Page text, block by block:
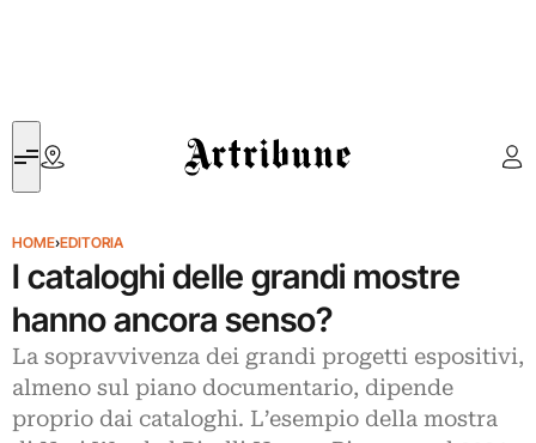
Artribune
HOME›EDITORIA
I cataloghi delle grandi mostre
hanno ancora senso?
La sopravvivenza dei grandi progetti espositivi,
almeno sul piano documentario, dipende
proprio dai cataloghi. L’esempio della mostra